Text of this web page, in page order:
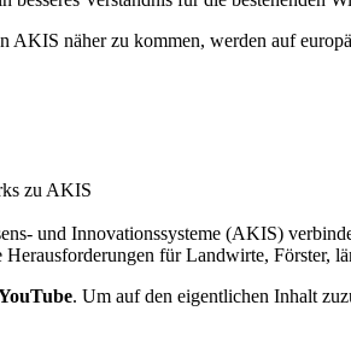
näher zu kommen, werden auf
zu AKIS
und Innovationssysteme (AKIS)
für Landwirte, Förster,
. Um auf den eigentlichen Inhalt